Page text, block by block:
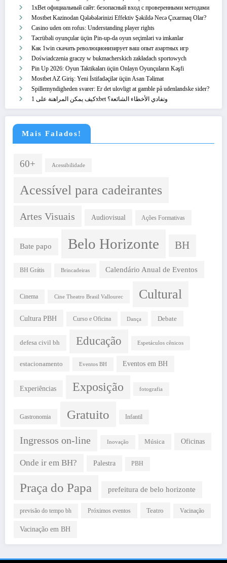
1xBet официальный сайт: безопасный вход с проверенными методами
Mostbet Kazinodan Qələbələrinizi Effektiv Şəkildə Necə Çıxarmaq Olar?
Casino uden om rofus: Understanding player rights
Təcrübəli oyunçular üçün Pin-up-da oyun seçimləri və imkanlar
Как 1win скачать революционизирует ваш опыт азартных игр
Doświadczenia graczy w bukmacherskich zakładach sportowych
Pin Up 2026: Oyun Taktikaları üçün Onlayn Oyunçuların Kəşfi
Mostbet AZ Giriş: Yeni İstifadəçilər üçün Asan Təlimat
Spillemyndigheden svarer: Er det ulovligt at gamble på udenlandske sider?
كيف يمكن المراهنة على 1xbet وتفادي الأخطاء الشائعة؟
Mais Falados!
60+ Acessibilidade
Acessível para cadeirantes
Artes Visuais Audiovisual Ações Formativas
Bate papo Belo Horizonte BH
BH Grátis Brincadeiras Calendário Anual de Eventos
Cinema Cine Theatro Brasil Vallourec Cultural
Cultura PBH Curso e Oficina Dança Debate
defesa civil bh Educação Espetáculos cênicos
estacionamento Eventos BH Eventos em BH
Experiências Exposição fotografia
Gastronomia Gratuito Infantil
Ingressos on-line Inovação Música Oficinas
Onde ir em BH? Palestra PBH
Praça do Papa prefeitura de belo horizonte
previsão do tempo bh Próximos eventos Teatro Vacinação
Vacinação em BH